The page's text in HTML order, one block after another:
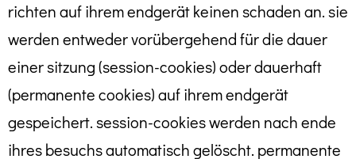
richten auf ihrem endgerät keinen schaden an. sie
werden entweder vorübergehend für die dauer
einer sitzung (session-cookies) oder dauerhaft
(permanente cookies) auf ihrem endgerät
gespeichert. session-cookies werden nach ende
ihres besuchs automatisch gelöscht. permanente